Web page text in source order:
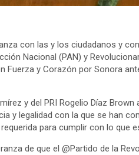
con las y los ciudadanos y
Nacional (PAN) y
y Corazón por Sonora
y del PRI Rogelio Díaz
y legalidad con la que se han
para cumplir con lo que
de que el @Partido de la